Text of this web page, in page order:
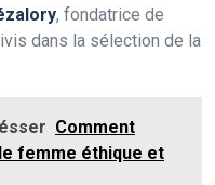
, fondatrice de
dans la sélection de la
Comment
femme éthique et